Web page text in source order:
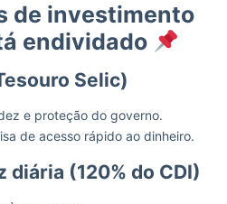
de investimento
endividado
Selic)
e proteção do governo.
de acesso rápido ao dinheiro.
diária (120% do CDI)